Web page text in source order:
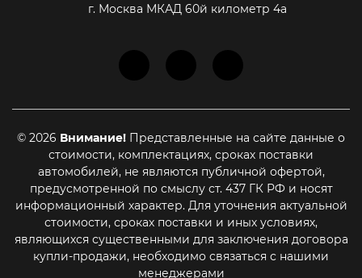
г. Москва МКАД 60й километр 4а
© 2026 Внимание! Представленные на сайте данные о
стоимости, комплектациях, сроках поставки
автомобилей, не являются публичной офертой,
предусмотренной по смыслу ст. 437 ГК РФ и носят
информационный характер. Для уточнения актуальной
стоимости, сроках поставки и иных условиях,
являющихся существенными для заключения договора
купли-продажи, необходимо связаться с нашими
менеджерами